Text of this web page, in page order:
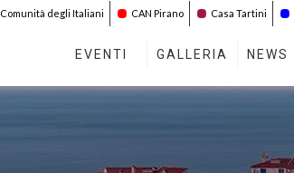
Comunità degli Italiani CAN Pirano Casa Tartini
EVENTI GALLERIA NEWS